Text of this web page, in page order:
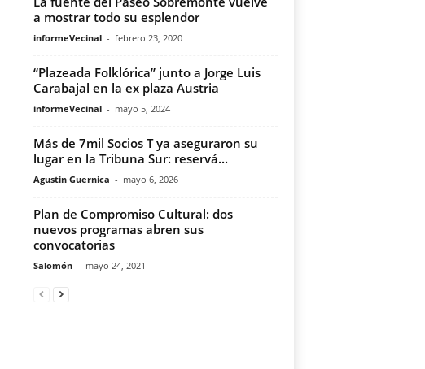
a mostrar todo su esplendor
informeVecinal - febrero 23, 2020
“Plazeada Folklórica” junto a Jorge Luis
Carabajal en la ex plaza Austria
informeVecinal - mayo 5, 2024
Más de 7mil Socios T ya aseguraron su
lugar en la Tribuna Sur: reservá...
Agustin Guernica - mayo 6, 2026
Plan de Compromiso Cultural: dos
nuevos programas abren sus
convocatorias
Salomón - mayo 24, 2021